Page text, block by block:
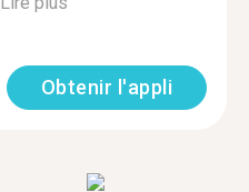
Obtenir l'appli